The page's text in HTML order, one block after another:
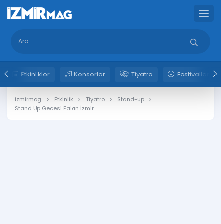
Etkinlikler Konserler Tiyatro Festivaller
izmirmag Etkinlik Tiyatro
Stand-up
Stand Up Gecesi Falan İzmir